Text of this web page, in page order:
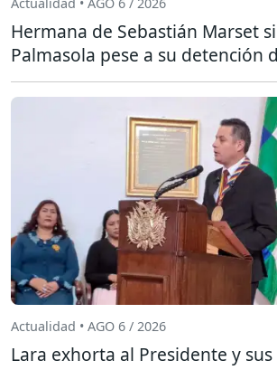
Hermana de Sebastián Marset
Palmasola pese a su detención
Actualidad • AGO 6 / 2026
Lara exhorta al Presidente y